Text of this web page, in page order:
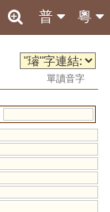
粵
普
單讀音字